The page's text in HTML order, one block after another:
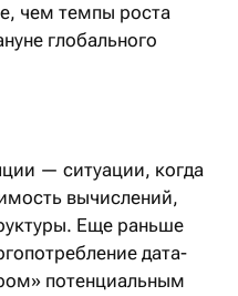
чем темпы роста
глобального
— ситуации, когда
вычислений,
Еще раньше
дата-
потенциальным